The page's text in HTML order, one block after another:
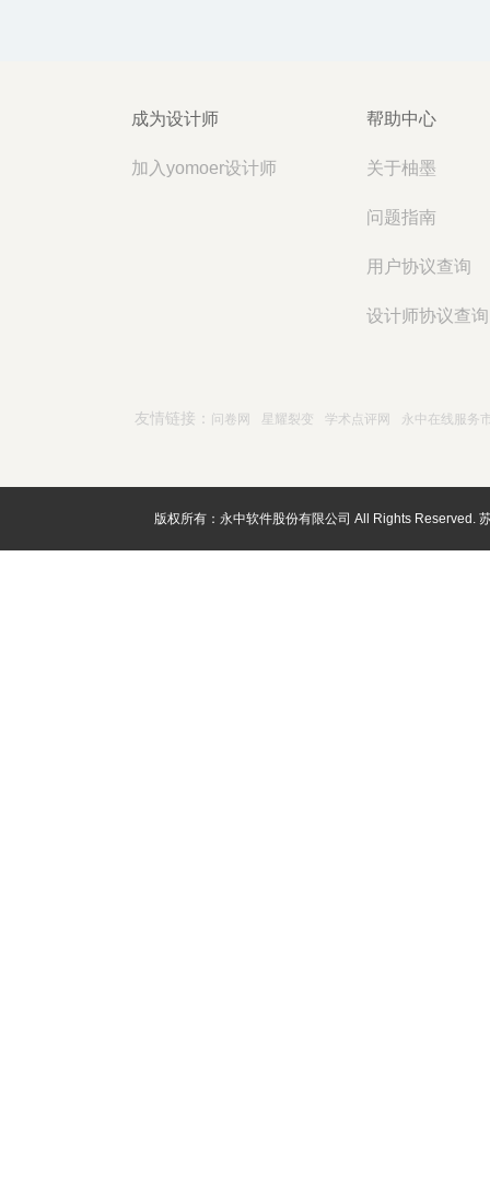
成为设计师
加入yomoer设计师
帮助中心
关于柚墨
问题指南
用户协议查询
设计师协议查询
友情链接： 问卷网 星耀裂变 学术点评网 永中在线服务
版权所有：永中软件股份有限公司 All Rights Reserved.